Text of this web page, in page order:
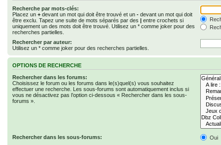
Recherche par mots-clés:
Placez un + devant un mot qui doit être trouvé et un - devant un mot qui doit
être exclu. Tapez une suite de mots séparés par des | entre crochets si
uniquement un des mots doit être trouvé. Utilisez un * comme joker pour des
recherches partielles.
Rechercher par auteur:
Utilisez un * comme joker pour des recherches partielles.
OPTIONS DE RECHERCHE
Rechercher dans les forums:
Choisissez le forum ou les forums dans le(s)quel(s) vous souhaitez
effectuer une recherche. Les sous-forums sont automatiquement inclus si
vous ne désactivez pas l’option ci-dessous « Rechercher dans les sous-
forums ».
Rechercher dans les sous-forums:
Oui